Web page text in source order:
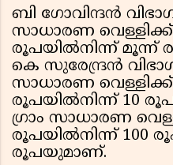
ബി ഗോവിന്ദന്‍
സാധാരണ വെള്ളിക്ക്
രൂപയില്‍നിന്ന് മൂന്ന്
കെ സുരേന്ദ്രന്‍
സാധാരണ വെള്ളിക്ക്
രൂപയില്‍നിന്ന് 10
ഗ്രാം സാധാരണ
രൂപയില്‍നിന്ന് 100
രൂപയുമാണ്.